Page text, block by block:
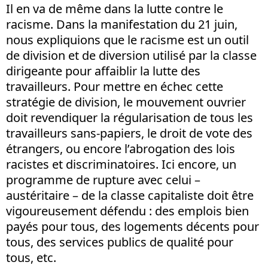
Il en va de même dans la lutte contre le
racisme. Dans la manifestation du 21 juin,
nous expliquions que le racisme est un outil
de division et de diversion utilisé par la classe
dirigeante pour affaiblir la lutte des
travailleurs. Pour mettre en échec cette
stratégie de division, le mouvement ouvrier
doit revendiquer la régularisation de tous les
travailleurs sans-papiers, le droit de vote des
étrangers, ou encore l’abrogation des lois
racistes et discriminatoires. Ici encore, un
programme de rupture avec celui –
austéritaire – de la classe capitaliste doit être
vigoureusement défendu : des emplois bien
payés pour tous, des logements décents pour
tous, des services publics de qualité pour
tous, etc.